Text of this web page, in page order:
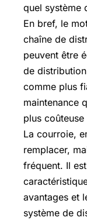
quel système
En bref, le
chaîne de
peuvent être
de
comme plus
maintenance
plus
La courroie,
remplacer,
fréquent. Il
avantages et
système de